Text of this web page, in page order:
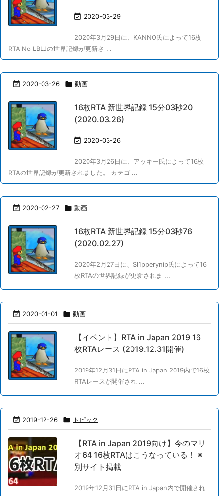
 2020-03-29
2020年3月29日に、KANNO氏によって16枚
RTA No LBLJの世界記録が更新さ ...
 2020-03-26  動画
16枚RTA 新世界記録 15分03秒20
(2020.03.26)
 2020-03-26
2020年3月26日に、アッキー氏によって16枚
RTAの世界記録が更新されました。 カテゴ ...
 2020-02-27  動画
16枚RTA 新世界記録 15分03秒76
(2020.02.27)
2020年2月27日に、Sl1pperynip氏によって16
枚RTAの世界記録が更新されま ...
 2020-01-01  動画
【イベント】RTA in Japan 2019 16
枚RTAレース (2019.12.31開催)
2019年12月31日にRTA in Japan 2019内で16枚
RTAレースが開催され ...
 2019-12-26  トピック
【RTA in Japan 2019向け】今のマリ
オ64 16枚RTAはこうなっている！ ※
別サイト掲載
2019年12月31日にRTA in Japan内で開催され